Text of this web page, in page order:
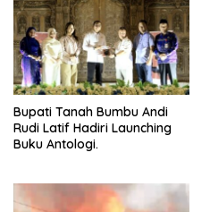
Bupati Tanah Bumbu Andi
Rudi Latif Hadiri Launching
Buku Antologi.